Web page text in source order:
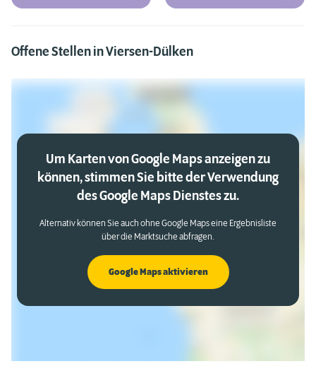
Offene Stellen in Viersen-Dülken
Um Karten von Google Maps anzeigen zu
können, stimmen Sie bitte der Verwendung
des Google Maps Dienstes zu.
Alternativ können Sie auch ohne Google Maps eine Ergebnisliste
über die Marktsuche abfragen.
Google Maps aktivieren